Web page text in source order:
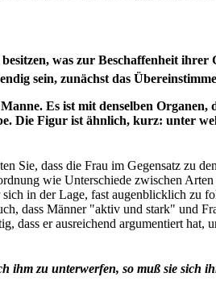
was zur Beschaffenheit
sein, zunächst das
Es ist mit denselben
Die Figur ist ähnlich, kurz: unter
Sie, dass die Frau im Gegensatz zu
wie Unterschiede zwischen
in der Lage, fast augenblicklich zu
dass Männer "aktiv und stark" und
dass er ausreichend argumentiert
zu unterwerfen, so muß sie sich